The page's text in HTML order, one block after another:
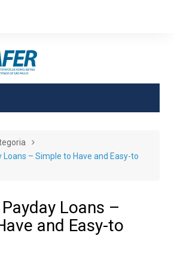
Loans – Simple to Have and Easy-to
Loans –
and Easy-to